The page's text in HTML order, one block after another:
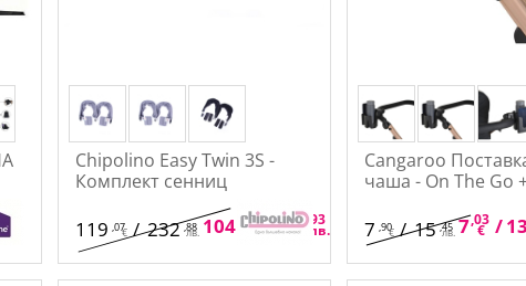
Chipolino Easy Twin 3S -
Комплект сенниц
119 ,07€ /232 ,88
лв. 104 ,78
€ /204,93
лв.
Cangaroo
чаша - On The Go
7 ,90€/15 ,45
лв. 7,03
€ /13